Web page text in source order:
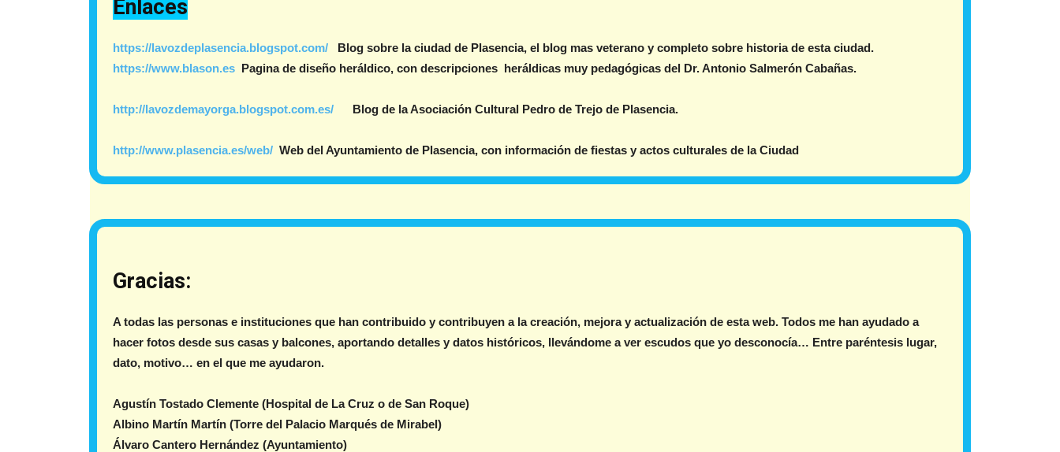
Enlaces
https://lavozdeplasencia.blogspot.com/
Blog sobre la ciudad de Plasencia, el blog mas veterano y completo sobre historia de esta ciudad.
https://www.blason.es Pagina de diseño heráldico, con descripciones heráldicas muy pedagógicas del Dr. Antonio Salmerón Cabañas.
http://lavozdemayorga.blogspot.com.es/ Blog de la Asociación Cultural Pedro de Trejo de Plasencia.
http://www.plasencia.es/web/ Web del Ayuntamiento de Plasencia, con información de fiestas y actos culturales de la Ciudad
Gracias:
A todas las personas e instituciones que han contribuido y contribuyen a la creación, mejora y actualización de esta web. Todos me han ayudado a
hacer fotos desde sus casas y balcones, aportando detalles y datos históricos, llevándome a ver escudos que yo desconocía… Entre paréntesis lugar,
dato, motivo… en el que me ayudaron.
Agustín Tostado Clemente (Hospital de La Cruz o de San Roque)
Albino Martín Martín (Torre del Palacio Marqués de Mirabel)
Álvaro Cantero Hernández (Ayuntamiento)